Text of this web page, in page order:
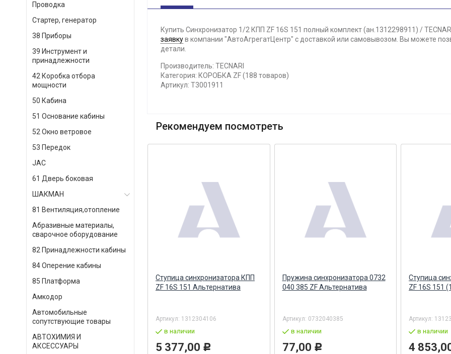
Проводка
Стартер, генератор
38 Приборы
39 Инструмент и
принадлежности
42 Коробка отбора
мощности
50 Кабина
51 Основание кабины
52 Окно ветровое
53 Передок
JAC
61 Дверь боковая
ШАКМАН
81 Вентиляция,отопление
Абразивные материалы,
сварочное оборудование
82 Принадлежности кабины
84 Оперение кабины
85 Платформа
Амкодор
Автомобильные
сопутствующие товары
АВТОХИМИЯ И
АКСЕССУАРЫ
Купить Синхронизатор 1/2 КПП ZF 16S 151 полный комплект (ан.1312298911) /
заявкув компании "АвтоАгрегатЦентр" с доставкой или самовывозом. Вы можете
детали.
Производитель: TECNARI
Категория: КОРОБКА ZF (188 товаров)
Артикул: T3001911
Рекомендуем посмотреть
Кольцо синхронизатора КПП ZF
9S1310 (TAS) Т20716 TAS s.r.l.,
Италия
Артикул:1324304011
5 244,00 Р
Ступица синхронизатора КПП
ZF 16S 151 Альтернатива
Артикул: 1312304106
в наличии
5 377,00 Р
Пружина синхронизатора 0732
040 385 ZF Альтернатива
Артикул: 0732040385
в наличии
77,00 Р
Ступица
ZF 16S 151
Артикул:
в наличии
4